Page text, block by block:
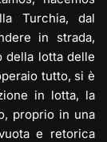
Turchia, dal
in strada,
della lotta delle
tutto, si è
in lotta, la
proprio in una
e retorica